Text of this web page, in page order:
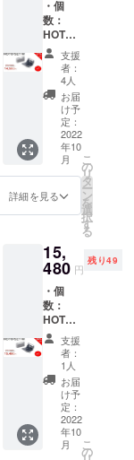
頂いた
上でご
支援頂
けます
様お願
い致し
ます。
2022年
11月頃
からオ
ンライ
プなど
にて一
定で
す。
率が向
上した
場合、
正規販
売価格
が販売
予定価
格より
下がる
可能性
もござ
いま
す。 ※
類似商
があり
ます。
頂いた
上でご
支援頂
けます
様お願
い致し
ます。
2022年
11月頃
からオ
ンライ
す。 ※
ご注文
状況、
使用部
材の供
給状
況、製
造工程
上の都
合等に
より出
荷時期
が遅れ
る場合
ご支援
により
率が向
上した
場合、
正規販
売価格
が販売
予定価
格より
下がる
可能性
もござ
いま
・個
数：
HOTO
SET M
タイプ
×2 ・割
引率：
37% ・
一般販
売予定
価格：
23,960
円 ※リ
ターン
はすべ
みの金
額にな
りま
す。 ※
ご注文
状況、
使用部
材の供
給状
況、製
造工程
上の都
合等に
より出
荷時期
支援
者：
4人
お届
け予
定：
2022
年10
月
詳細を見る
こ
の
リ
タ
ー
ン
を
選
択
す
る
15,
480 円
残り49
・個
数：
HOTO
SET M
タイプ
×2 ・割
引率：
35% ・
一般販
売予定
価格：
23,960
支援
者：
1人
お届
け予
定：
2022
年10
月
こ
の